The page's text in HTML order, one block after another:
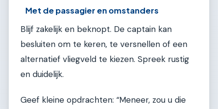
Met de passagier en omstanders
Blijf zakelijk en beknopt. De captain kan
besluiten om te keren, te versnellen of een
alternatief vliegveld te kiezen. Spreek rustig
en duidelijk.
Geef kleine opdrachten: “Meneer, zou u die